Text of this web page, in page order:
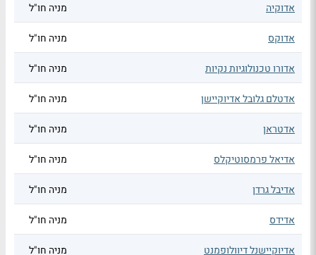
אדוקיה מניה חו"ל
אדוקס מניה חו"ל
אדורו טכנולוגיות נקיות מניה חו"ל
אדטלם גלובל אדיוקיישן מניה חו"ל
אדטראן מניה חו"ל
אדיאל פרמסוטיקלס מניה חו"ל
אדיבל גרדן מניה חו"ל
אדידס מניה חו"ל
אדיוקיישנל דיוולופמנט מניה חו"ל